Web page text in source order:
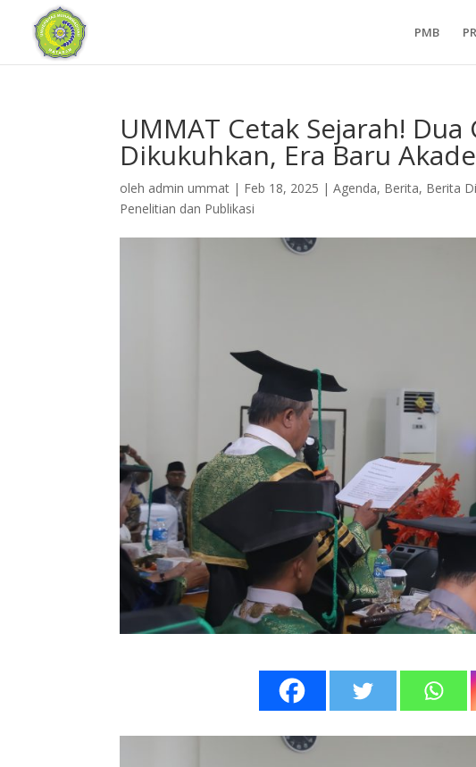
PMB
UMMAT Cetak Sejarah!
Dikukuhkan, Era Baru
oleh admin ummat | Feb 18, 2025 |Agenda, Berita, Berita
Penelitian dan Publikasi